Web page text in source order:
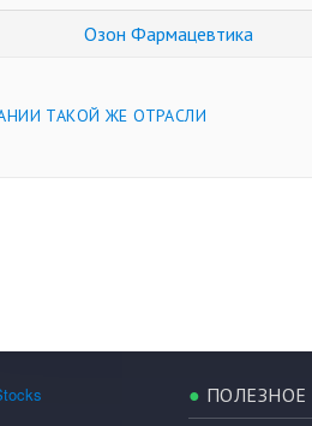
Озон Фармацевтика
ТАКОЙ ЖЕ ОТРАСЛИ
● ПОЛЕЗНОЕ